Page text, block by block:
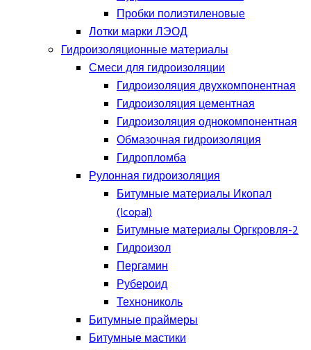
Пробки полиэтиленовые
Лотки марки ЛЭОД
Гидроизоляционные материалы
Смеси для гидроизоляции
Гидроизоляция двухкомпонентная
Гидроизоляция цементная
Гидроизоляция однокомпонентная
Обмазочная гидроизоляция
Гидропломба
Рулонная гидроизоляция
Битумные материалы Икопал
(Icopal)
Битумные материалы Оргкровля-2
Гидроизол
Пергамин
Рубероид
Технониколь
Битумные праймеры
Битумные мастики